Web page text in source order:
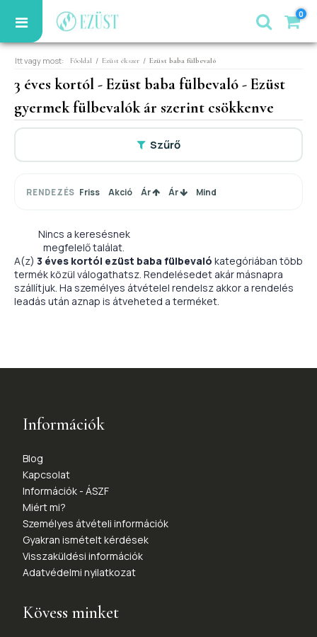
0
Itt vagy most: Főoldal / Ezüst ékszer / Ezüst baba fülbevaló
3 éves kortól - Ezüst baba fülbevaló - Ezüst
gyermek fülbevalók ár szerint csökkenve
Szűrő
RENDEZÉS Friss Akció Ár Ár Mind
Nincs a keresésnek
megfelelő találat.
A(z) 3 éves kortól ezüst baba fülbevaló kategóriában több
termék közül válogathatsz. Rendelésedet akár másnapra
szállítjuk. Ha személyes átvételel rendelsz akkor a rendelés
leadás után aznap is átveheted a terméket.
Információk
Blog
Kapcsolat
Információk - ÁSZF
Miért mi?
Személyes átvételi információk
Gyakran ismételt kérdések
Visszaküldési információk
Adatvédelmi nyilatkozat
Kövess minket